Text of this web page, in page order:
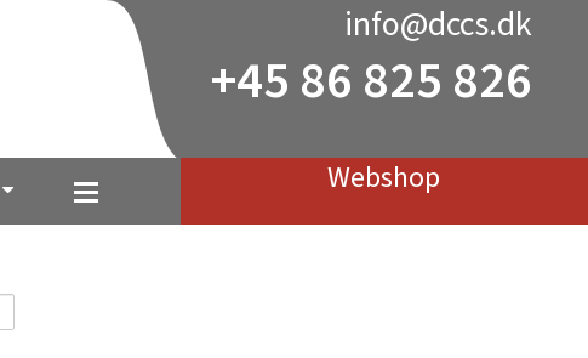
info@dccs.dk
+45 86 825 826
Webshop